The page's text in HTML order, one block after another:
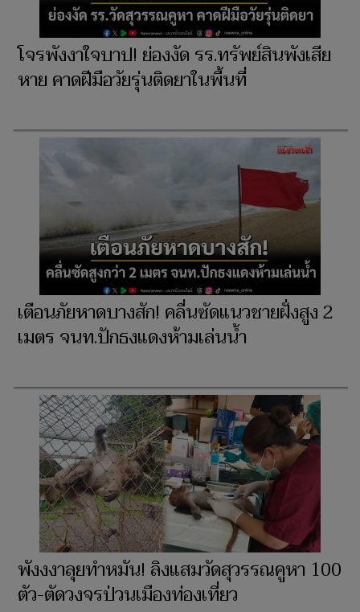
โจรพังงาใจบาป! ย่องงัด รร.ทรัพย์สินพังเสีย
หาย คาดฝีมือวัยรุ่นติดยาในพื้นที่
เตือนภัยหาดบางสัก! คลื่นซัดแนวชายฝั่งสูง 2
เมตร จนท.ปักธงแดงห้ามเล่นน้ำ
พังงงาลุยทำหมัน! ลิงแสมวัดสุวรรณคูหา 100
ตัว-ตัดวงจรป่วนเมืองท่องเที่ยว